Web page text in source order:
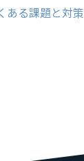
ある課題と対策